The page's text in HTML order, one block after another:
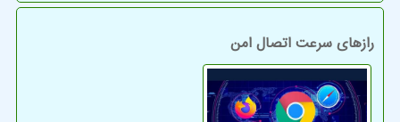
رازهای سرعت اتصال امن